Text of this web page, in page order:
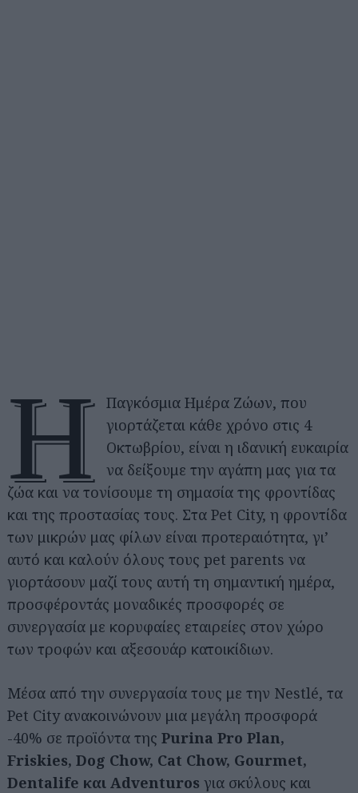
Η
Παγκόσμια Ημέρα Ζώων, που
γιορτάζεται κάθε χρόνο στις 4
Οκτωβρίου, είναι η ιδανική ευκαιρία
να δείξουμε την αγάπη μας για τα
ζώα και να τονίσουμε τη σημασία της φροντίδας
και της προστασίας τους. Στα Pet City, η φροντίδα
των μικρών μας φίλων είναι προτεραιότητα, γι’
αυτό και καλούν όλους τους pet parents να
γιορτάσουν μαζί τους αυτή τη σημαντική ημέρα,
προσφέροντάς μοναδικές προσφορές σε
συνεργασία με κορυφαίες εταιρείες στον χώρο
των τροφών και αξεσουάρ κατοικίδιων.
Mέσα από την συνεργασία τους με την Nestlé, τα
Pet City ανακοινώνουν μια μεγάλη προσφορά
-40% σε προϊόντα της Purina Pro Plan,
Friskies, Dog Chow, Cat Chow, Gourmet,
Dentalife και Adventuros για σκύλους και